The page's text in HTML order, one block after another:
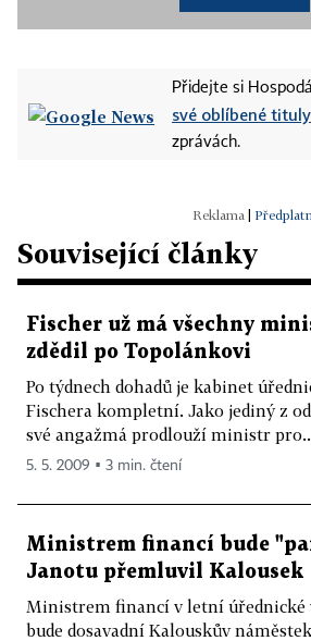
Přidejte si
své oblíbené tituly
zprávách.
Související články
Fischer už má všechny
zdědil po Topolánkovi
Po týdnech dohadů je kabinet
Fischera kompletní. Jako jediný z
své angažmá prodlouží ministr
5. 5. 2009 ▪ 3 min. čtení
Ministrem financí bude
Janotu přemluvil Kalousek
Ministrem financí v letní úřednické
bude dosavadní Kalouskův